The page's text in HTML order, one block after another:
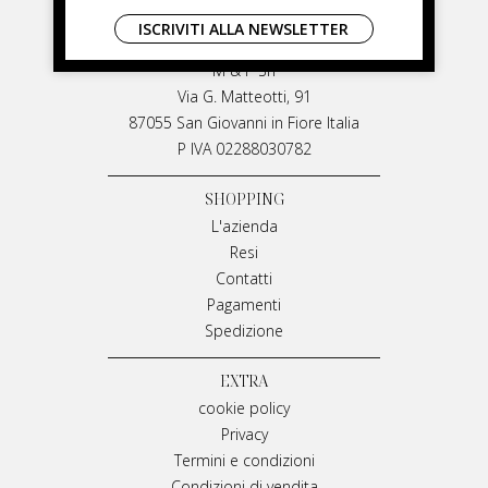
LIVIANA MIRARCHI
M & P Srl
Via G. Matteotti, 91
87055 San Giovanni in Fiore Italia
P IVA 02288030782
SHOPPING
L'azienda
Resi
Contatti
Pagamenti
Spedizione
EXTRA
cookie policy
Privacy
Termini e condizioni
ISCRIVITI ALLA NEWSLETTER